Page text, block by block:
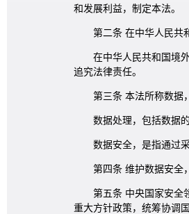
和发展利益，制定本法。
第二条 在中华人民共
在中华人民共和国境
追究法律责任。
第三条 本法所称数据
数据处理，包括数据
数据安全，是指通过
第四条 维护数据安全
第五条 中央国家安全
重大方针政策，统筹协调